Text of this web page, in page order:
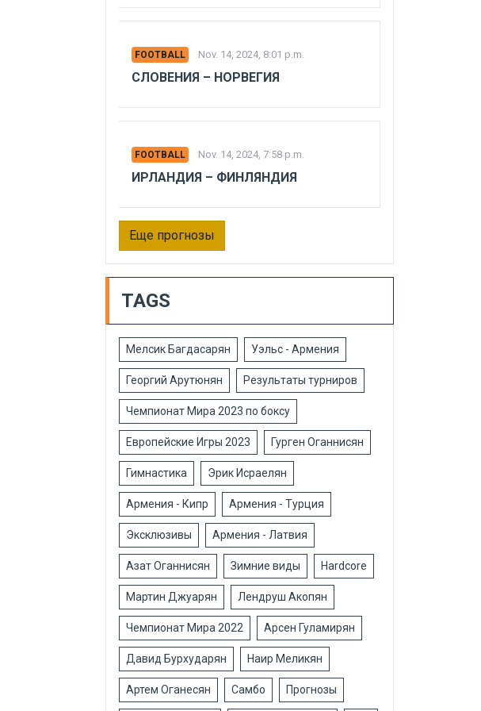
FOOTBALL Nov. 14, 2024, 8:01 p.m.
СЛОВЕНИЯ – НОРВЕГИЯ
FOOTBALL Nov. 14, 2024, 7:58 p.m.
ИРЛАНДИЯ – ФИНЛЯНДИЯ
Еще прогнозы
TAGS
Мелсик Багдасарян Уэльс - Армения
Георгий Арутюнян Результаты турниров
Чемпионат Мира 2023 по боксу
Европейские Игры 2023 Гурген Оганнисян
Гимнастика Эрик Исраелян
Армения - Кипр Армения - Турция
Эксклюзивы Армения - Латвия
Азат Оганнисян Зимние виды Hardcore
Мартин Джуарян Лендруш Акопян
Чемпионат Мира 2022 Арсен Гуламирян
Давид Бурхударян Наир Меликян
Артем Оганесян Самбо Прогнозы